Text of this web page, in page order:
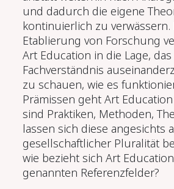
und dadurch die eigene
kontinuierlich zu verwässern.
Etablierung von Forschung
Art Education in die Lage,
Fachverständnis
zu schauen, wie es
Prämissen geht Art
sind Praktiken, Methoden,
lassen sich diese angesichts
gesellschaftlicher Pluralität
wie bezieht sich Art
genannten Referenzfelder?